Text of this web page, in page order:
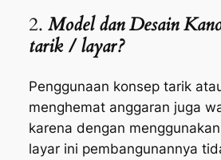
2. Model dan Desain
tarik / layar?
Penggunaan konsep tarik
menghemat anggaran juga
karena dengan
layar ini pembangunannya